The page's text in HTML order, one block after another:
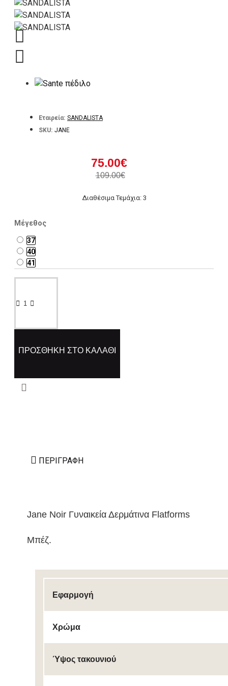
Εταιρεία: SANDALISTA
SKU: JANE
75.00€
109.00€
Διαθέσιμα Τεμάχια: 3
Μέγεθος
37
40
41
ΠΡΟΣΘΉΚΗ ΣΤΟ ΚΑΛΆΘΙ
ΠΕΡΙΓΡΑΦΉ
Jane Noir Γυναικεία Δερμάτινα Flatforms
Μπέζ.
Εφαρμογή
Χρώμα
Ύψος τακουνιού